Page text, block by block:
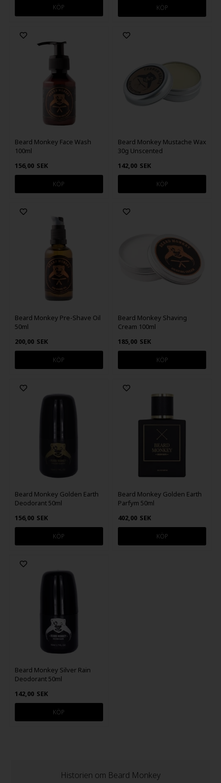
Beard Monkey Face Wash
100ml
156,00 SEK
Beard Monkey Mustache Wax
30g Unscented
142,00 SEK
Beard Monkey Pre-Shave Oil
50ml
200,00 SEK
Beard Monkey Shaving
Cream 100ml
185,00 SEK
Beard Monkey Golden Earth
Deodorant 50ml
156,00 SEK
Beard Monkey Golden Earth
Parfym 50ml
402,00 SEK
Beard Monkey Silver Rain
Deodorant 50ml
142,00 SEK
Historien om Beard Monkey